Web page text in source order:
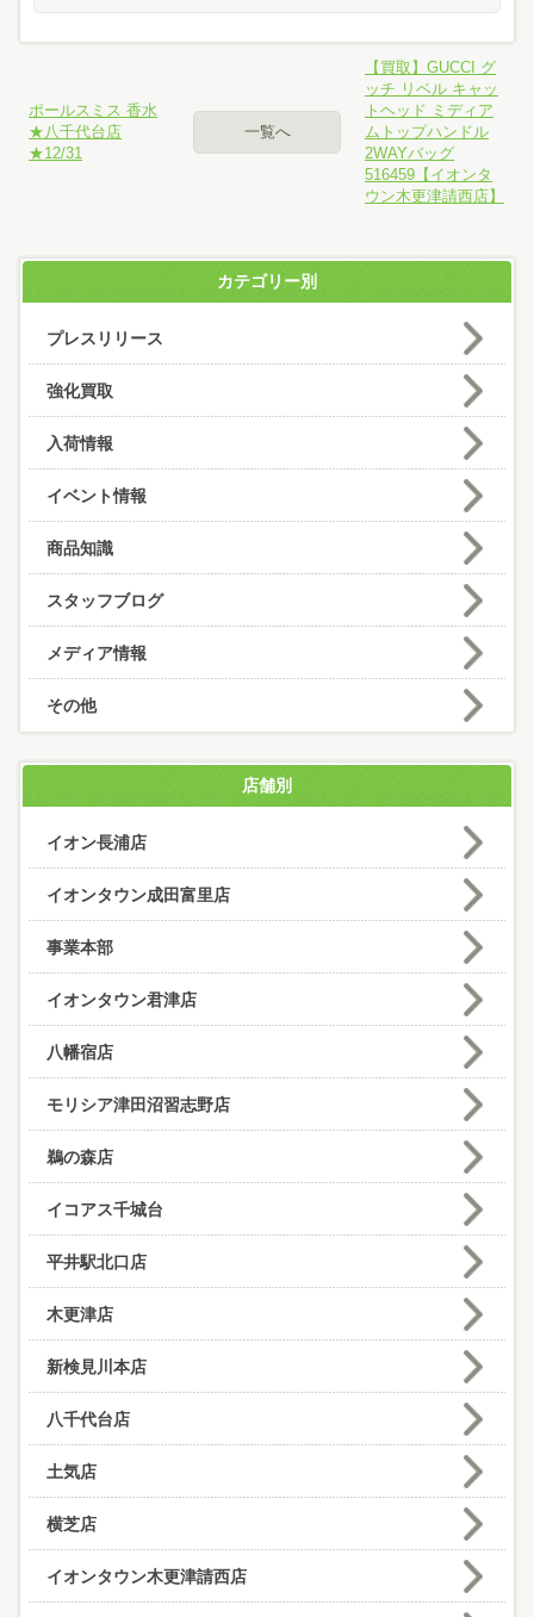
ポールスミス 香水
★八千代台店
★12/31
一覧へ
【買取】GUCCI グ
ッチ リベル キャッ
トヘッド ミディア
ムトップハンドル
2WAYバッグ
516459【イオンタ
ウン木更津請西店】
カテゴリー別
プレスリリース
強化買取
入荷情報
イベント情報
商品知識
スタッフブログ
メディア情報
その他
店舗別
イオン長浦店
イオンタウン成田富里店
事業本部
イオンタウン君津店
八幡宿店
モリシア津田沼習志野店
鵜の森店
イコアス千城台
平井駅北口店
木更津店
新検見川本店
八千代台店
土気店
横芝店
イオンタウン木更津請西店